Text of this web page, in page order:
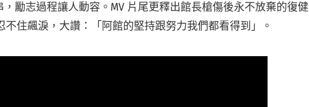
，勵志過程讓人動容。MV 片尾更釋出館長槍傷後永不放棄的復健
不住飆淚，大讚：「阿館的堅持跟努力我們都看得到」。